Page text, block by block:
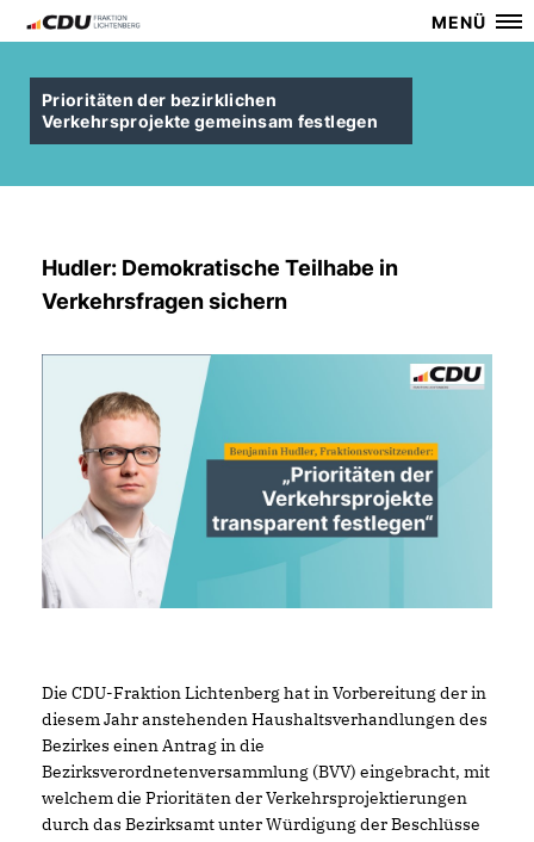
MENÜ
Prioritäten der bezirklichen
Verkehrsprojekte gemeinsam festlegen
Hudler: Demokratische Teilhabe in
Verkehrsfragen sichern
Die CDU-Fraktion Lichtenberg hat in Vorbereitung der in
diesem Jahr anstehenden Haushaltsverhandlungen des
Bezirkes einen Antrag in die
Bezirksverordnetenversammlung (BVV) eingebracht, mit
welchem die Prioritäten der Verkehrsprojektierungen
durch das Bezirksamt unter Würdigung der Beschlüsse